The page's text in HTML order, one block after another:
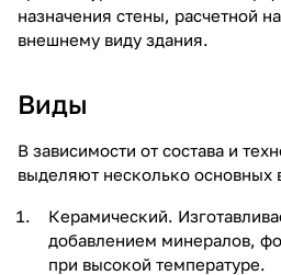
назначения стены, расчетной
внешнему виду здания.
Виды
В зависимости от состава и
выделяют несколько основных
Керамический.
добавлением минералов,
при высокой температуре.